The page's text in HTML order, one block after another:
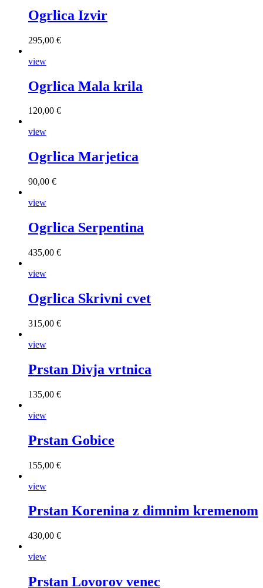
Ogrlica Izvir
295,00 €
view
Ogrlica Mala krila
120,00 €
view
Ogrlica Marjetica
90,00 €
view
Ogrlica Serpentina
435,00 €
view
Ogrlica Skrivni cvet
315,00 €
view
Prstan Divja vrtnica
135,00 €
view
Prstan Gobice
155,00 €
view
Prstan Korenina z dimnim kremenom
430,00 €
view
Prstan Lovorov venec